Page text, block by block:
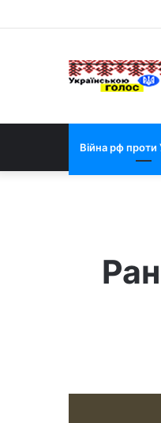
Війна рф проти